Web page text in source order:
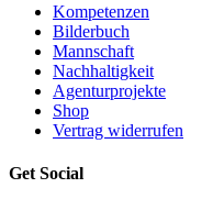
Kompetenzen
Bilderbuch
Mannschaft
Nachhaltigkeit
Agenturprojekte
Shop
Vertrag widerrufen
Get Social